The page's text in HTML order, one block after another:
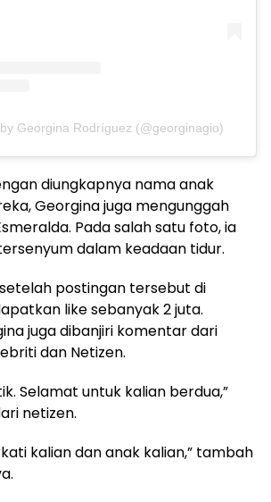
Georgina Rodríguez (@georginagio)
diungkapnya nama anak
Georgina juga mengunggah
Pada salah satu foto, ia
dalam keadaan tidur.
postingan tersebut di
like sebanyak 2 juta.
juga dibanjiri komentar dari
dan Netizen.
Selamat untuk kalian berdua,”
netizen.
kalian dan anak kalian,” tambah